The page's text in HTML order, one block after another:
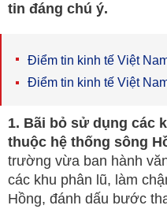
tin đáng chú ý.
Điểm tin kinh tế Việt
Điểm tin kinh tế Việt
1. Bãi bỏ sử dụng các
thuộc hệ thống sông
trường vừa ban hành
các khu phân lũ, làm
Hồng, đánh dấu bước